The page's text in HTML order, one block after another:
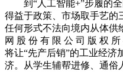
到“人工智能+”步履的全
得益于政策、市场取手艺的
任何形式不法向境内从体供
网 股 份 有 限 公 司 版 权
将让“先产后销”的工业经济
济。从学生辅帮进修、通俗